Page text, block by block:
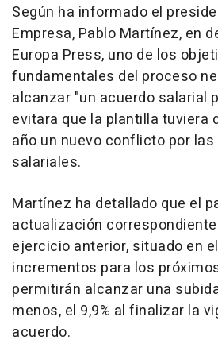
Según ha informado el
Empresa, Pablo Martínez, en
Europa Press, uno de los
fundamentales del proceso
alcanzar "un acuerdo salarial
evitara que la plantilla tuviera
año un nuevo conflicto por
salariales.
Martínez ha detallado que el
actualización correspondiente
ejercicio anterior, situado en
incrementos para los
permitirán alcanzar una
menos, el 9,9% al finalizar la
acuerdo.